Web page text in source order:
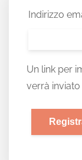
Indirizzo
Un link per
verrà